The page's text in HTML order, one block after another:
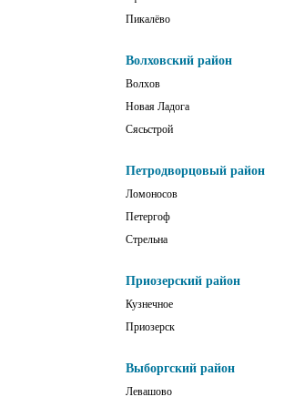
Пикалёво
Волховский район
Волхов
Новая Ладога
Сясьстрой
Петродворцовый район
Ломоносов
Петергоф
Стрельна
Приозерский район
Кузнечное
Приозерск
Выборгский район
Левашово